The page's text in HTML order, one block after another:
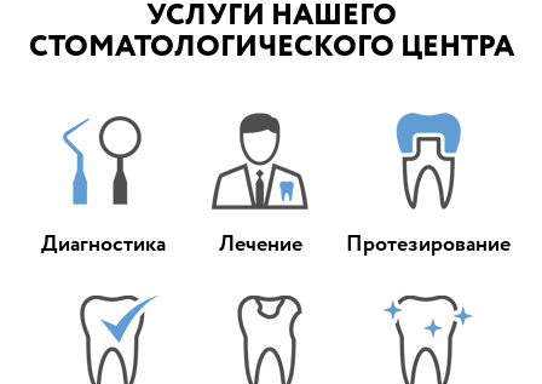
УСЛУГИ НАШЕГО
СТОМАТОЛОГИЧЕСКОГО ЦЕНТРА
Диагностика Лечение Протезирование